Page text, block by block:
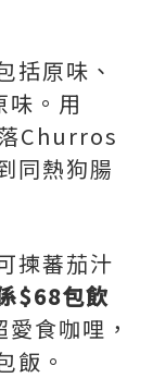
括原味、
。用
Churros
同熱狗腸
揀蕃茄汁
$68包飲
食咖哩，
飯。